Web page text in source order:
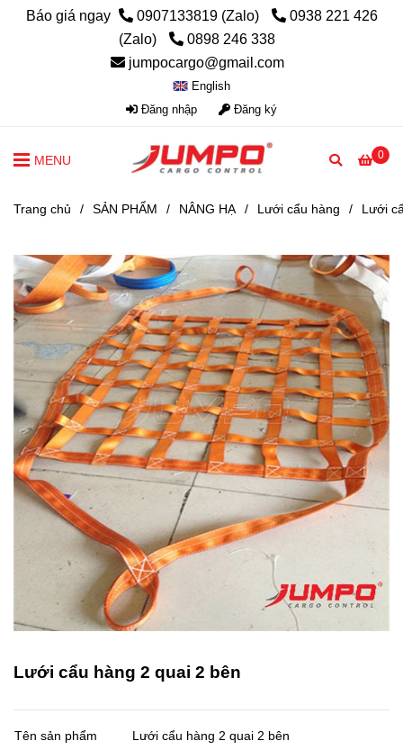
Báo giá ngay 0907133819 (Zalo)
0938 221 426
(Zalo)
0898 246 338
jumpocargo@gmail.com
English
Đăng nhập
Đăng ký
0
MENU
Trang chủ / SẢN PHẨM / NÂNG HẠ / Lưới cẩu hàng / Lưới
Lưới cẩu hàng 2 quai 2 bên
Tên sản phẩm
Lưới cẩu hàng 2 quai 2 bên